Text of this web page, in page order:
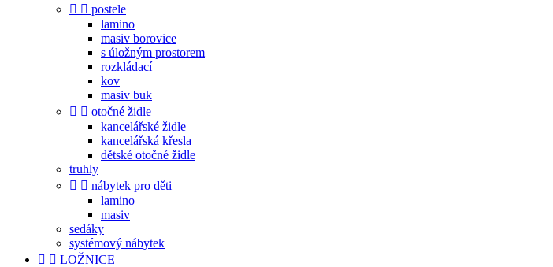
  postele
lamino
masiv borovice
s úložným prostorem
rozkládací
kov
masiv buk
  otočné židle
kancelářské židle
kancelářská křesla
dětské otočné židle
truhly
  nábytek pro děti
lamino
masiv
sedáky
systémový nábytek
  LOŽNICE